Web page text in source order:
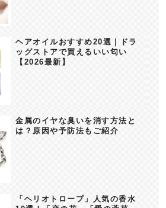
ヘアオイルおすすめ20選｜ドラ
ッグストアで買えるいい匂い
【2026最新】
金属のイヤな臭いを消す方法と
は？原因や予防法もご紹介
「ヘリオトロープ」人気の香水